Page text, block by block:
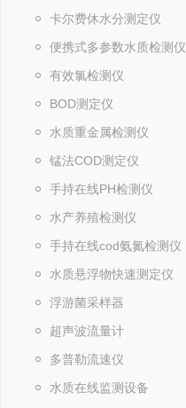
卡尔费休水分测定仪
便携式多参数水质检测仪
有效氯检测仪
BOD测定仪
水质重金属检测仪
锰法COD测定仪
手持在线PH检测仪
水产养殖检测仪
手持在线cod氨氮检测仪
水质悬浮物快速测定仪
浮游菌采样器
超声波流量计
多普勒流速仪
水质在线监测设备